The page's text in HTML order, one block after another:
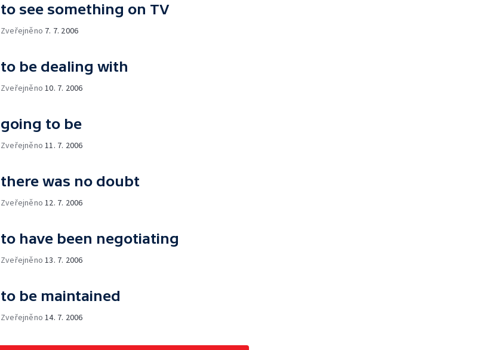
to see something on TV
Zveřejněno 7. 7. 2006
to be dealing with
Zveřejněno 10. 7. 2006
going to be
Zveřejněno 11. 7. 2006
there was no doubt
Zveřejněno 12. 7. 2006
to have been negotiating
Zveřejněno 13. 7. 2006
to be maintained
Zveřejněno 14. 7. 2006